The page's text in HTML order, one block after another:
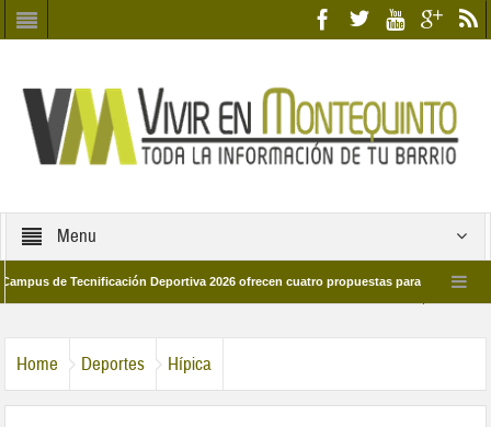
Menu
de Tecnificación Deportiva 2026 ofrecen cuatro propuestas para disfrutar del
Home Deportes Hípica